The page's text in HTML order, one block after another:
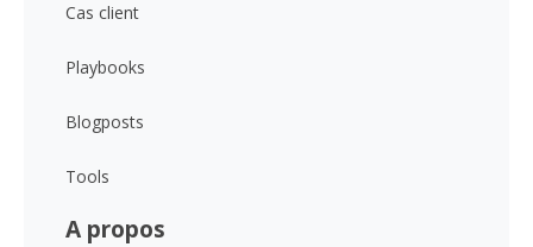
Cas client
Playbooks
Blogposts
Tools
A propos